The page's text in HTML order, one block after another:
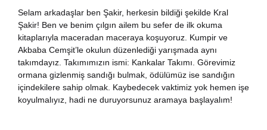
Fransızca
Ingilizce
Kişisel Gelişim
Bize Ulaşın
TR
Selam arkadaşlar ben Şakir, herkesin bildiği şekilde Kral
Şakir! Ben ve benim çılgın ailem bu sefer de ilk okuma
kitaplarıyla maceradan maceraya koşuyoruz. Kumpir ve
Akbaba Cemşit’le okulun düzenlediği yarışmada aynı
takımdayız. Takımımızın ismi: Kankalar Takımı. Görevimiz
ormana gizlenmiş sandığı bulmak, ödülümüz ise sandığın
içindekilere sahip olmak. Kaybedecek vaktimiz yok hemen işe
koyulmalıyız, hadi ne duruyorsunuz aramaya başlayalım!